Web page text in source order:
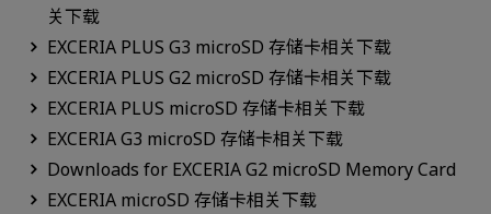
关下载
EXCERIA PLUS G3 microSD 存储卡相关下载
EXCERIA PLUS G2 microSD 存储卡相关下载
EXCERIA PLUS microSD 存储卡相关下载
EXCERIA G3 microSD 存储卡相关下载
Downloads for EXCERIA G2 microSD Memory Card
EXCERIA microSD 存储卡相关下载